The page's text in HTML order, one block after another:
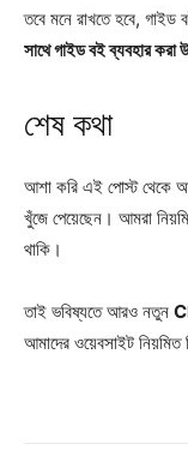
তবে মনে রাখতে হবে,
সাথে গাইড বই ব্যবহার করা
শেষ কথা
আশা করি এই পোস্ট থেকে
খুঁজে পেয়েছেন। আমরা
থাকি।
তাই ভবিষ্যতে আরও নতুন
আমাদের ওয়েবসাইট নিয়মিত